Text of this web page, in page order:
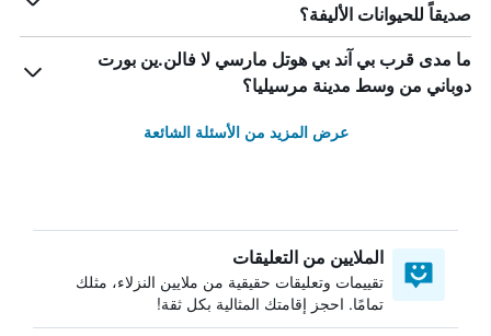
صديقاً للحيوانات الأليفة؟
ما مدى قرب بي آند بي هوتل مارسي لا فالن.ين بورت
دوباني من وسط مدينة مرسيليا؟
عرض المزيد من الأسئلة الشائعة
الملايين من التعليقات
تقييمات وتعليقات حقيقية من ملايين النزلاء، مثلك
تمامًا. احجز إقامتك المثالية بكل ثقة!